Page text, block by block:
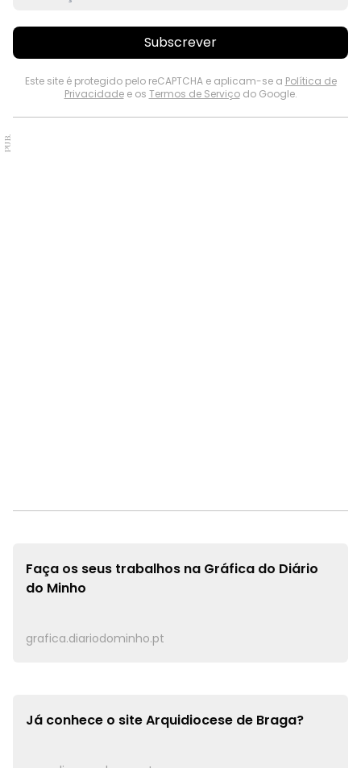
Subscrever
Este site é protegido pelo reCAPTCHA e aplicam-se a Política de
Privacidadee os Termos de Serviçodo Google.
PUB.
Faça os seus trabalhos na Gráfica do Diário
do Minho
grafica.diariodominho.pt
Já conhece o siteArquidiocese de Braga?